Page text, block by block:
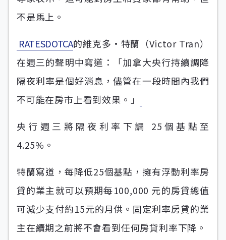
不是馬上。
RATESDOTCA的維克多·特蘭（Victor Tran）
在週三的聲明中寫道：「加拿大央行持續調降
隔夜利率是個好消息，儘管在一段時間內我們
不可能在房市上看到效果。」
央行週三將隔夜利率下調 25個基點至
4.25%。
特蘭寫道，每降低25個基點，擁有浮動利率房
貸的業主就可以預期每100,000 元的房貸總值
可減少支付約15元的月供。固定利率房貸的業
主在續期之前將不會看到任何房貸利率下降。